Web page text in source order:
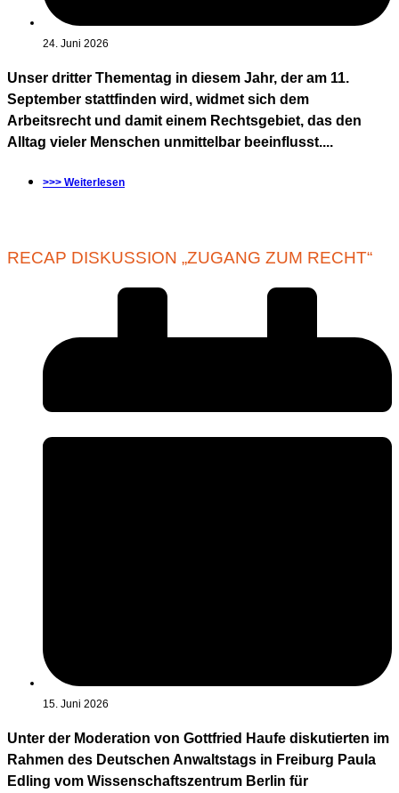
24. Juni 2026
Unser dritter Thementag in diesem Jahr, der am 11.
September stattfinden wird, widmet sich dem
Arbeitsrecht und damit einem Rechtsgebiet, das den
Alltag vieler Menschen unmittelbar beeinflusst....
>>> Weiterlesen
RECAP DISKUSSION „ZUGANG ZUM RECHT“
15. Juni 2026
Unter der Moderation von Gottfried Haufe diskutierten im
Rahmen des Deutschen Anwaltstags in Freiburg Paula
Edling vom Wissenschaftszentrum Berlin für